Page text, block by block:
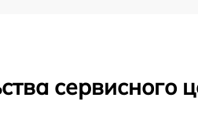
сервисного